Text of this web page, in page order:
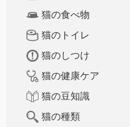
猫の食べ物
猫のトイレ
猫のしつけ
猫の健康ケア
猫の豆知識
猫の種類